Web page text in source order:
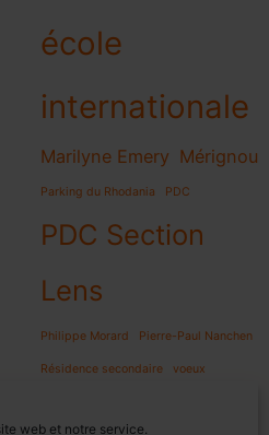
web et notre service.
école
internationale
Marilyne Emery Mérignou
Parking du Rhodania PDC
PDC Section
Lens
Philippe Morard Pierre-Paul Nanchen
Résidence secondaire voeux